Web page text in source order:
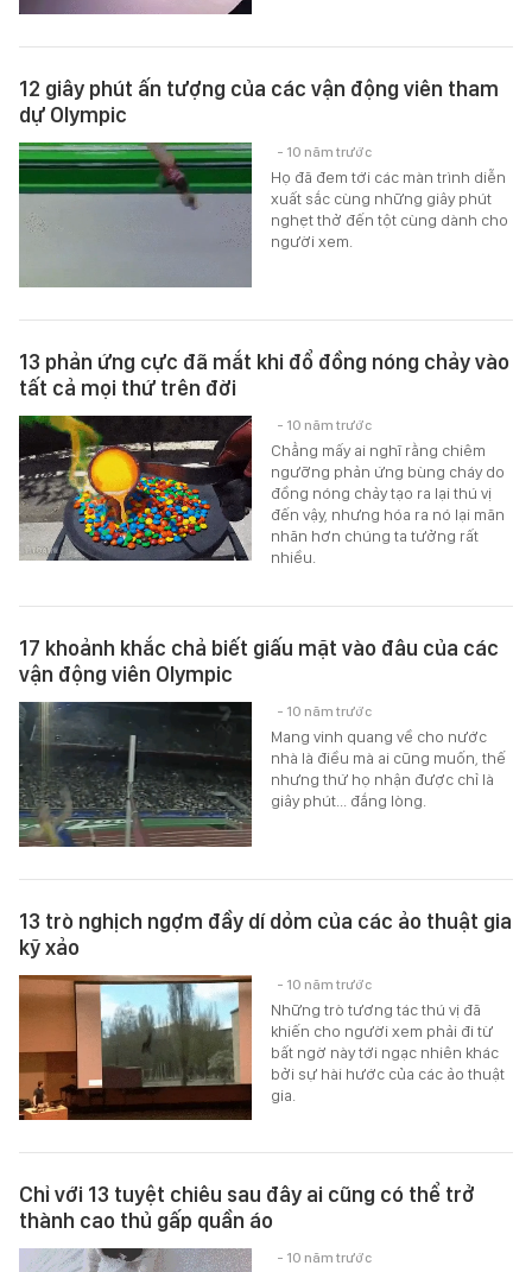
12 giây phút ấn tượng của các vận động viên tham
dự Olympic
Họ đã đem tới các màn trình diễn
xuất sắc cùng những giây phút
nghẹt thở đến tột cùng dành cho
người xem.
- 10 năm trước
13 phản ứng cực đã mắt khi đổ đồng nóng chảy vào
tất cả mọi thứ trên đời
Chẳng mấy ai nghĩ rằng chiêm
ngưỡng phản ứng bùng cháy do
đồng nóng chảy tạo ra lại thú vị
đến vậy, nhưng hóa ra nó lại mãn
nhãn hơn chúng ta tưởng rất
nhiều.
- 10 năm trước
17 khoảnh khắc chả biết giấu mặt vào đâu của các
vận động viên Olympic
Mang vinh quang về cho nước
nhà là điều mà ai cũng muốn, thế
nhưng thứ họ nhận được chỉ là
giây phút... đắng lòng.
- 10 năm trước
13 trò nghịch ngợm đầy dí dỏm của các ảo thuật gia
kỹ xảo
Những trò tương tác thú vị đã
khiến cho người xem phải đi từ
bất ngờ này tới ngạc nhiên khác
bởi sự hài hước của các ảo thuật
gia.
- 10 năm trước
Chỉ với 13 tuyệt chiêu sau đây ai cũng có thể trở
thành cao thủ gấp quần áo
- 10 năm trước